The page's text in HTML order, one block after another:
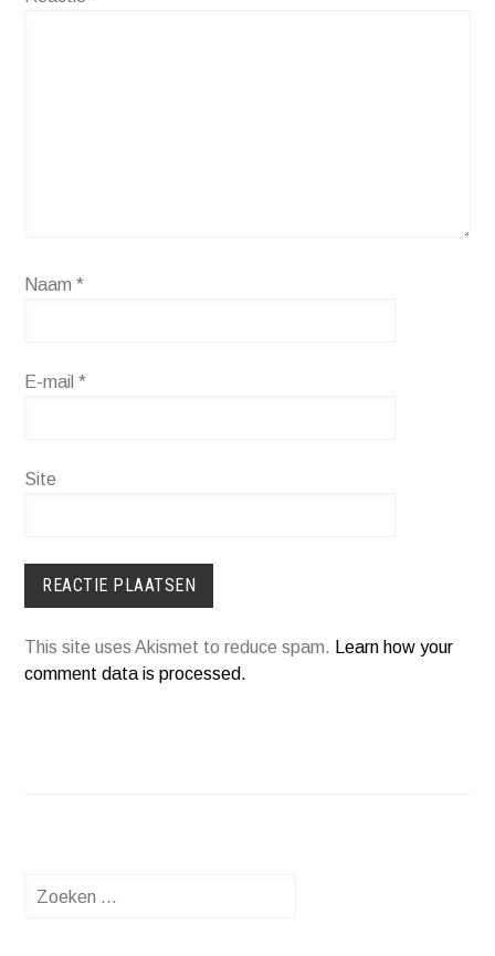
Naam*
E-mail*
Site
This site uses Akismet to reduce spam. Learn how your
comment data is processed.
Zoeken